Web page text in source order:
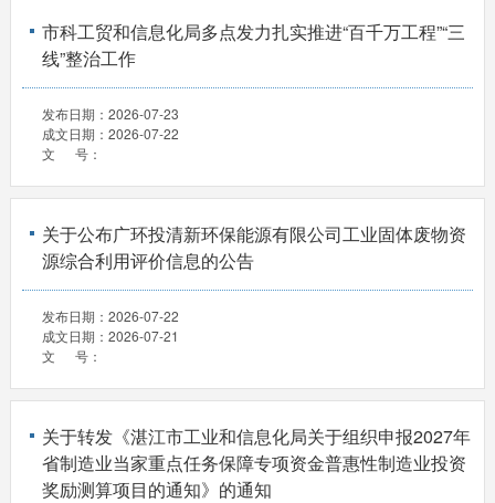
市科工贸和信息化局多点发力扎实推进“百千万工程”“三
线”整治工作
发布日期： 2026-07-23
成文日期： 2026-07-22
文 号：
关于公布广环投清新环保能源有限公司工业固体废物资
源综合利用评价信息的公告
发布日期： 2026-07-22
成文日期： 2026-07-21
文 号：
关于转发《湛江市工业和信息化局关于组织申报2027年
省制造业当家重点任务保障专项资金普惠性制造业投资
奖励测算项目的通知》的通知